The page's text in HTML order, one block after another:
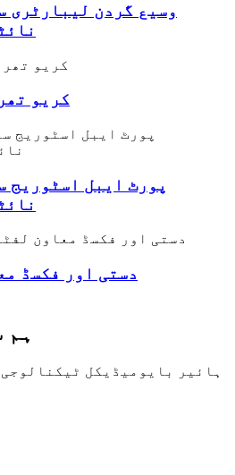
وسیع گردن لیبارٹری
کریو
پورٹ ایبل اسٹوریج
دستی اور فکسڈ
ہائیر بایومیڈیکل